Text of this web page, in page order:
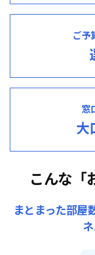
ご予
窓
大
こんな「
まとまった部屋